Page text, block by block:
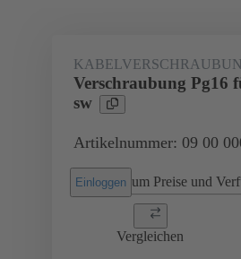
Verschraubung Pg16
sw
Artikelnummer: 09 00
Einloggen um Preise und
Vergleichen